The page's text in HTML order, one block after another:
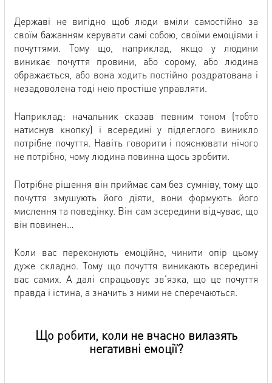
Державі не вигідно щоб люди вміли самостійно за
своїм бажанням керувати самі собою, своїми емоціями і
почуттями. Тому що, наприклад, якщо у людини
виникає почуття провини, або сорому, або людина
ображається, або вона ходить постійно роздратована і
незадоволена тоді нею простіше управляти.
Наприклад: начальник сказав певним тоном (тобто
натиснув кнопку) і всередині у підлеглого виникло
потрібне почуття. Навіть говорити і пояснювати нічого
не потрібно, чому людина повинна щось зробити.
Потрібне рішення він приймає сам без сумніву, тому що
почуття змушують його діяти, вони формують його
мислення та поведінку. Він сам зсередини відчуває, що
він повинен…
Коли вас переконують емоційно, чинити опір цьому
дуже складно. Тому що почуття виникають всередині
вас самих. А далі спрацьовує зв'язка, що це почуття
правда і істина, а значить з ними не сперечаються.
Що робити, коли не вчасно вилазять
негативні емоції?